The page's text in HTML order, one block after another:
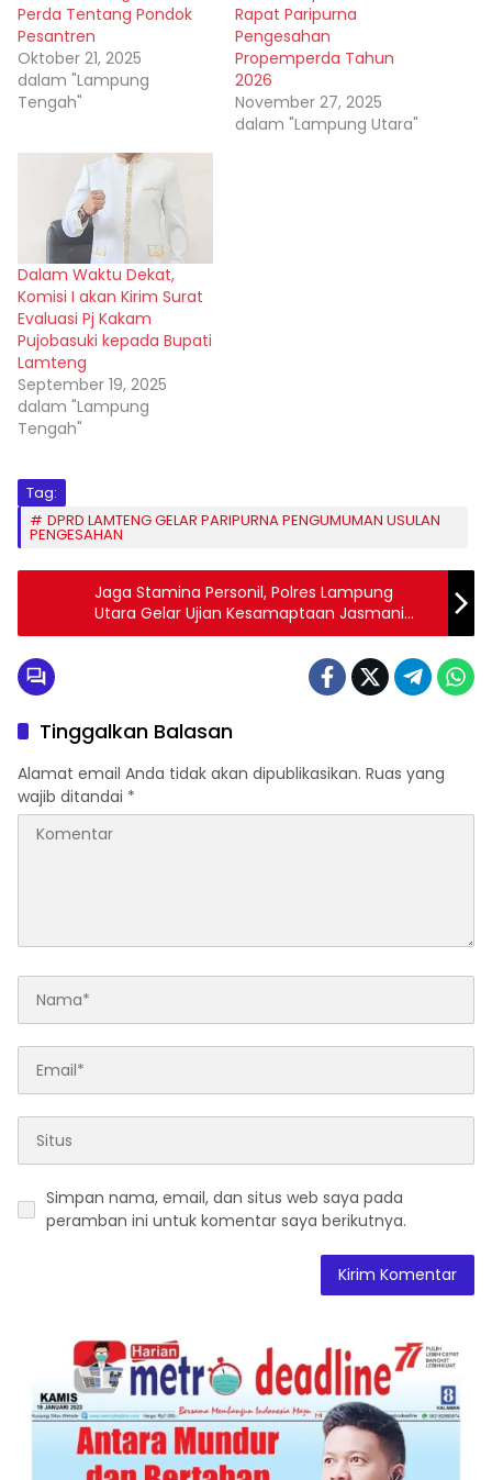
Perda Tentang Pondok
Pesantren
Oktober 21, 2025
dalam "Lampung
Tengah"
Rapat Paripurna
Pengesahan
Propemperda Tahun
2026
November 27, 2025
dalam "Lampung Utara"
Dalam Waktu Dekat,
Komisi I akan Kirim Surat
Evaluasi Pj Kakam
Pujobasuki kepada Bupati
Lamteng
September 19, 2025
dalam "Lampung
Tengah"
Tag:
DPRD LAMTENG GELAR PARIPURNA PENGUMUMAN USULAN
PENGESAHAN
Jaga Stamina Personil, Polres Lampung
Utara Gelar Ujian Kesamaptaan Jasmani
dan Beladiri Polri
Tinggalkan Balasan
Alamat email Anda tidak akan dipublikasikan. Ruas yang
wajib ditandai *
Simpan nama, email, dan situs web saya pada
peramban ini untuk komentar saya berikutnya.